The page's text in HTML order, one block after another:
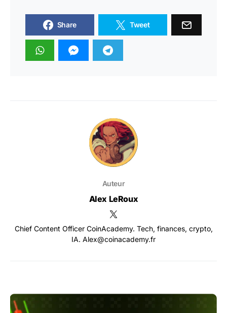
Share Tweet
Auteur
Alex LeRoux
Chief Content Officer CoinAcademy. Tech, finances, crypto,
IA. Alex@coinacademy.fr